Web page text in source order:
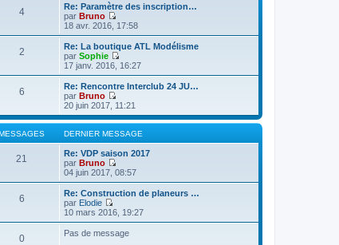
4
Re: Paramètre des inscription…
par Bruno
V
o
i
r
l
e
e
r
n
i
e
r
e
s
s
a
g
18 avr. 2016, 17:58
2
Re: La boutique ATL Modélisme
par Sophie
V
o
i
r
l
e
d
e
n
i
e
r
m
e
s
s
a
g
17 janv. 2016, 16:27
6
Re: Rencontre Interclub 24 JU…
par Bruno
V
o
i
r
l
e
e
r
n
i
e
r
e
20 juin 2017, 11:21
DERNIER MESSAGE
21
Re: VDP saison 2017
par Bruno
V
o
i
r
l
e
e
04 juin 2017, 08:57
6
Re: Construction de planeurs …
par Elodie
V
o
i
r
10 mars 2016, 19:27
0 Pas de message